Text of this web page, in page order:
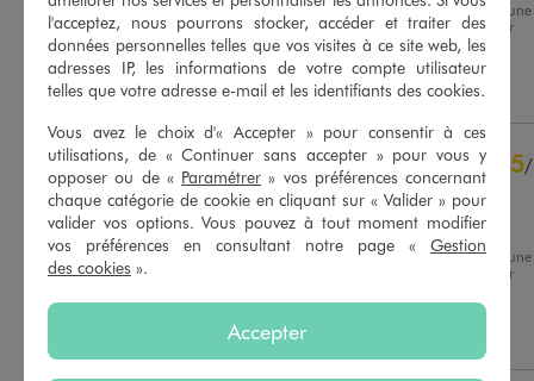
Basé sur
avis soumis à un
contrôle
Voir tous les avis sur ce site
5étoiles
8
4étoiles
2
3étoiles
1
2étoiles
1
1étoile 0
Trier les avis
Avis du20/07/2026 , suite à une
expérience du06/07/2026
par
SANDRine B.
Utile(0) Signaler
5/
Avis vérifié et récompensé
Sac très pratique et grand
Avis du15/07/2026 , suite à une
par
l'acceptez, nous pourrons stocker, accéder et traiter des
données personnelles telles que vos visites à ce site web, les
adresses IP, les informations de votre compte utilisateur
telles que votre adresse e-mail et les identifiants des cookies.
Vous avez le choix d'« Accepter » pour consentir à ces
utilisations, de « Continuer sans accepter » pour vous y
opposer ou de « Paramétrer » vos préférences concernant
chaque catégorie de cookie en cliquant sur « Valider » pour
valider vos options. Vous pouvez à tout moment modifier
vos préférences en consultant notre page « Gestion
des cookies ».
Accepter